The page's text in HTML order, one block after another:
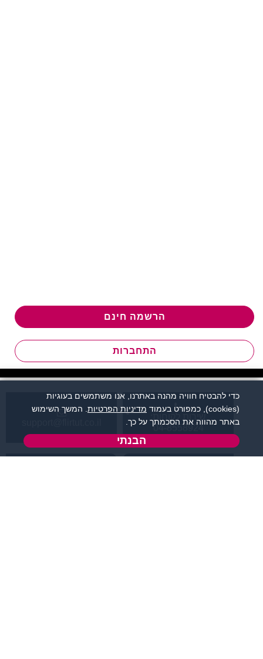
הרשמה חינם
התחברות
04-8558924
כדי להבטיח חוויה מהנה באתרנו, אנו משתמשים בעוגיות
(cookies), כמפורט בעמוד
מדיניות הפרטיות . המשך השימוש
באתר מהווה את הסכמתך על כך.
הבנתי